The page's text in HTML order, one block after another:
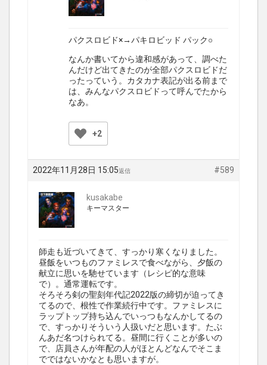
パクスロビド×→パキロビッド パック○
なんか書いてから違和感があって、調べた
んだけど出てきたのが全部パクスロビドだ
ったっていう。カタカナ表記が出る前まで
は、みんなパクスロビドって呼んでたから
なあ。
+2
2022年11月28日 15:05 #589
返信
kusakabe
キーマスター
師走も近づいてきて、すっかり寒くなりました。
昼飯をいつものファミレスで食べながら、夕飯の
献立に思いを馳せています（レシピ的な意味
で）。通常運転です。
そろそろ剣の聖刻年代記2022版の締切が迫ってき
てるので、根性で作業続行中です。ファミレスに
ラップトップ持ち込んでいっつもなんかしてるの
で、すっかりそういう人扱いだと思います。たぶ
んあだ名つけられてる。昼間に行くことが多いの
で、店員さんが年配の人がほとんどなんでそこま
でではないかなとも思いますが。